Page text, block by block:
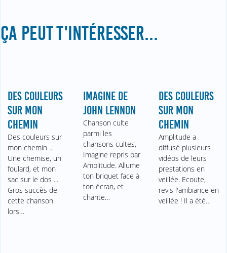
ÇA PEUT T'INTÉRESSER...
DES COULEURS
SUR MON
CHEMIN
Des couleurs sur
mon chemin ...
Une chemise, un
foulard, et mon
sac sur le dos ...
Gros succès de
cette chanson
lors…
IMAGINE DE
JOHN LENNON
Chanson culte
parmi les
chansons cultes,
Imagine repris par
Amplitude. Allume
ton briquet face à
ton écran, et
chante…
DES COULEURS
SUR MON
CHEMIN
Amplitude a
diffusé plusieurs
vidéos de leurs
prestations en
veillée. Ecoute,
revis l'ambiance en
veillée ! Il a été…